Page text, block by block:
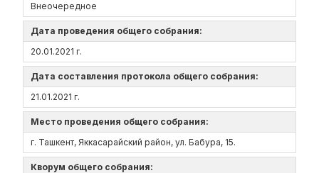
Внеочередное
Дата проведения общего собрания:
20.01.2021 г.
Дата составления протокола общего собрания:
21.01.2021 г.
Место проведения общего собрания:
г. Ташкент, Яккасарайский район, ул. Бабура, 15.
Кворум общего собрания: